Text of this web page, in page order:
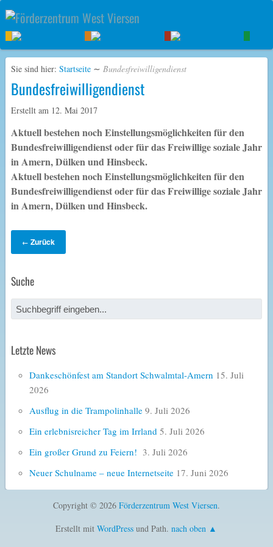
Sie sind hier: Startseite ∼ Bundesfreiwilligendienst
Bundesfreiwilligendienst
Erstellt am 12. Mai 2017
Aktuell bestehen noch Einstellungsmöglichkeiten für den
Bundesfreiwilligendienst oder für das Freiwillige soziale Jahr
in Amern, Dülken und Hinsbeck.
Aktuell bestehen noch Einstellungsmöglichkeiten für den
Bundesfreiwilligendienst oder für das Freiwillige soziale Jahr
in Amern, Dülken und Hinsbeck.
← Zurück
Suche
Letzte News
Dankeschönfest am Standort Schwalmtal-Amern 15. Juli
2026
Ausflug in die Trampolinhalle 9. Juli 2026
Ein erlebnisreicher Tag im Irrland 5. Juli 2026
Ein großer Grund zu Feiern! 3. Juli 2026
Neuer Schulname – neue Internetseite 17. Juni 2026
Copyright © 2026 Förderzentrum West Viersen.
Erstellt mitWordPress und Path.nach oben